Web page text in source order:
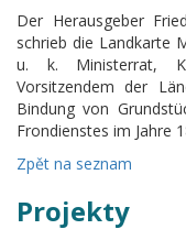
Der Herausgeber
schrieb die Landkarte
u. k. Ministerrat,
Vorsitzendem der
Bindung von
Frondienstes im Jahre
Zpět na seznam
Projekty